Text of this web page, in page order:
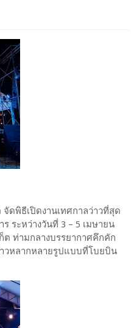
ดพิธีเปิดงานเทศกาลว่าวที่สุด
ระหว่างวันที่ 3 – 5 เมษายน
ต ท่ามกลางบรรยากาศคึกคัก
วหลากหลายรูปแบบที่โบยบิน